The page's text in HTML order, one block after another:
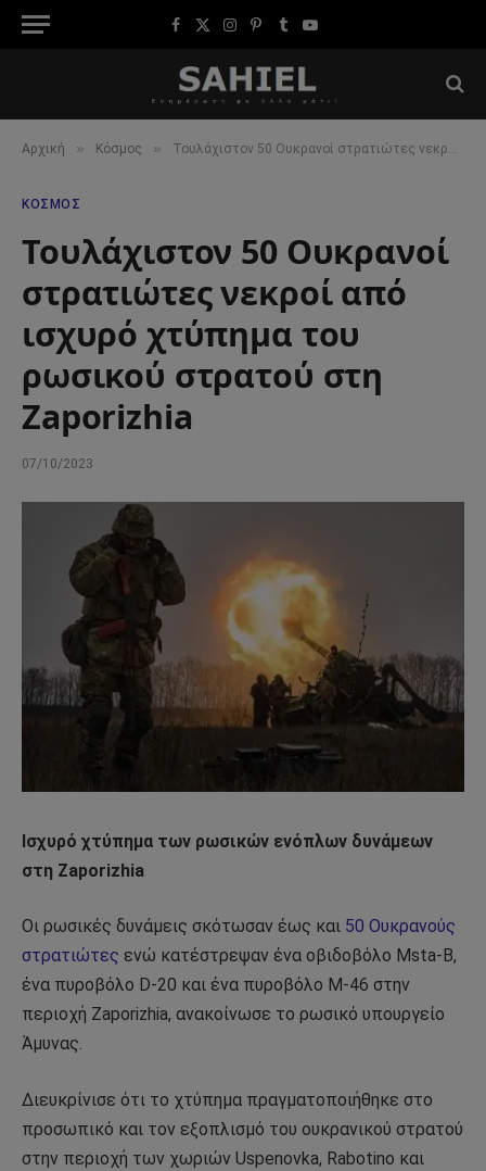
Facebook
X
Instagram
Pinterest
TumblrYouTube
Αρχική » Κόσμος » Τουλάχιστον 50 Ουκρανοί στρατιώτες νεκροί από ισχυρό χτύπημα του ρωσικού στρατού στη Zaporizhia
ΚΌΣΜΟΣ
Τουλάχιστον 50 Ουκρανοί
στρατιώτες νεκροί από
ισχυρό χτύπημα του
ρωσικού στρατού στη
Zaporizhia
07/10/2023
Ισχυρό χτύπημα των ρωσικών ενόπλων δυνάμεων
στη Zaporizhia
Οι ρωσικές δυνάμεις σκότωσαν έως και 50 Ουκρανούς
στρατιώτες ενώ κατέστρεψαν ένα οβιδοβόλο Msta-B,
ένα πυροβόλο D-20 και ένα πυροβόλο M-46 στην
περιοχή Zaporizhia, ανακοίνωσε το ρωσικό υπουργείο
Άμυνας.
Διευκρίνισε ότι το χτύπημα πραγματοποιήθηκε στο
προσωπικό και τον εξοπλισμό του ουκρανικού στρατού
στην περιοχή των χωριών Uspenovka, Rabotino και